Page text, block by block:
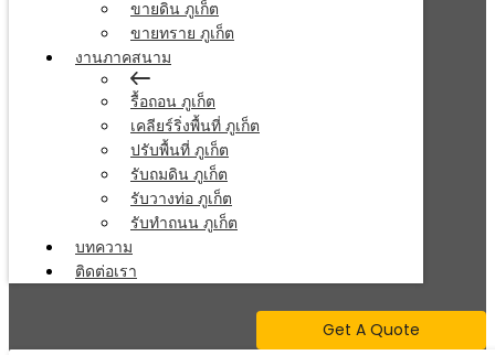
ขายดิน ภูเก็ต
ขายทราย ภูเก็ต
งานภาคสนาม
รื้อถอน ภูเก็ต
เคลียร์ริ่งพื้นที่ ภูเก็ต
ปรับพื้นที่ ภูเก็ต
รับถมดิน ภูเก็ต
รับวางท่อ ภูเก็ต
รับทำถนน ภูเก็ต
บทความ
ติดต่อเรา
Get A Quote